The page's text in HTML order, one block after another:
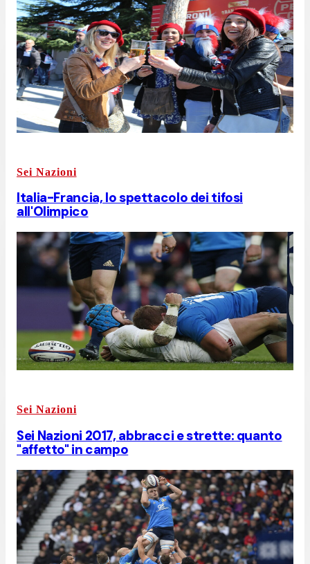
Sei Nazioni
Italia-Francia, lo spettacolo dei tifosi
all'Olimpico
Sei Nazioni
Sei Nazioni 2017, abbracci e strette: quanto
"affetto" in campo